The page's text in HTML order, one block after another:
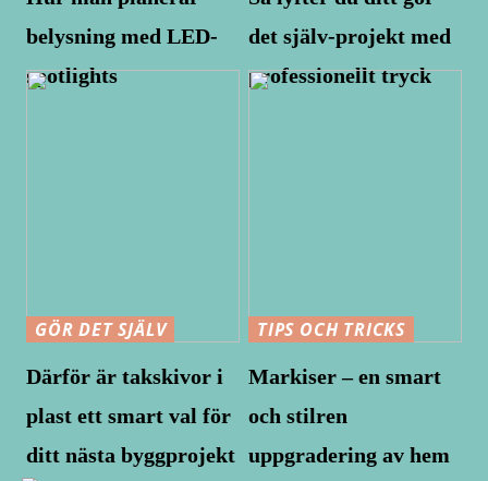
belysning med LED-
spotlights
det själv-projekt med
professionellt tryck
GÖR DET SJÄLV
Därför är takskivor i
plast ett smart val för
ditt nästa byggprojekt
TIPS OCH TRICKS
Markiser – en smart
och stilren
uppgradering av hem